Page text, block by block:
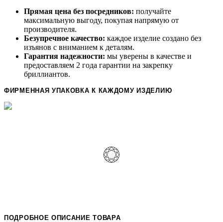
Прямая цена без посредников: получайте
максимальную выгоду, покупая напрямую от
производителя.
Безупречное качество: каждое изделие создано без
изъянов с вниманием к деталям.
Гарантия надежности: мы уверены в качестве и
предоставляем 2 года гарантии на закрепку
бриллиантов.
ФИРМЕННАЯ УПАКОВКА К КАЖДОМУ ИЗДЕЛИЮ
ПОДРОБНОЕ ОПИСАНИЕ ТОВАРА